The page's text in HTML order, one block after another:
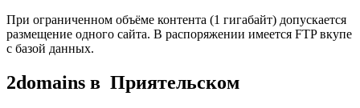
При ограниченном объёме контента (1 гигабайт) допускается
размещение одного сайта. В распоряжении имеется FTP вкупе
с базой данных.
2domains в Приятельском